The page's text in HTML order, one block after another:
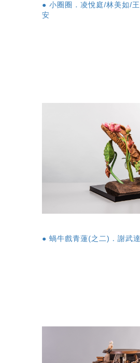
● 小圈圈．凌悅庭/林美如/
安
● 蝸牛戲青蓮(之二)．謝武達